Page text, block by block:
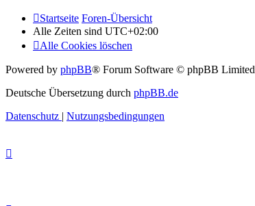
Startseite Foren-Übersicht
Alle Zeiten sind UTC+02:00
Alle Cookies löschen
Powered by phpBB® Forum Software © phpBB Limited
Deutsche Übersetzung durch phpBB.de
Datenschutz | Nutzungsbedingungen